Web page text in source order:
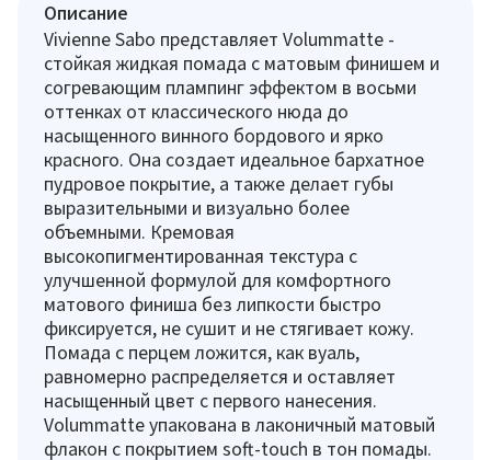
Описание
Vivienne Sabo представляет Volummatte -
стойкая жидкая помада с матовым финишем и
согревающим плампинг эффектом в восьми
оттенках от классического нюда до
насыщенного винного бордового и ярко
красного. Она создает идеальное бархатное
пудровое покрытие, а также делает губы
выразительными и визуально более
объемными. Кремовая
высокопигментированная текстура с
улучшенной формулой для комфортного
матового финиша без липкости быстро
фиксируется, не сушит и не стягивает кожу.
Помада с перцем ложится, как вуаль,
равномерно распределяется и оставляет
насыщенный цвет с первого нанесения.
Volummatte упакована в лаконичный матовый
флакон с покрытием soft-touch в тон помады.